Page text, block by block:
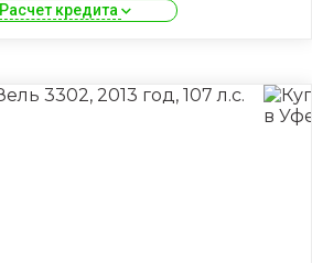
Расчет кредита